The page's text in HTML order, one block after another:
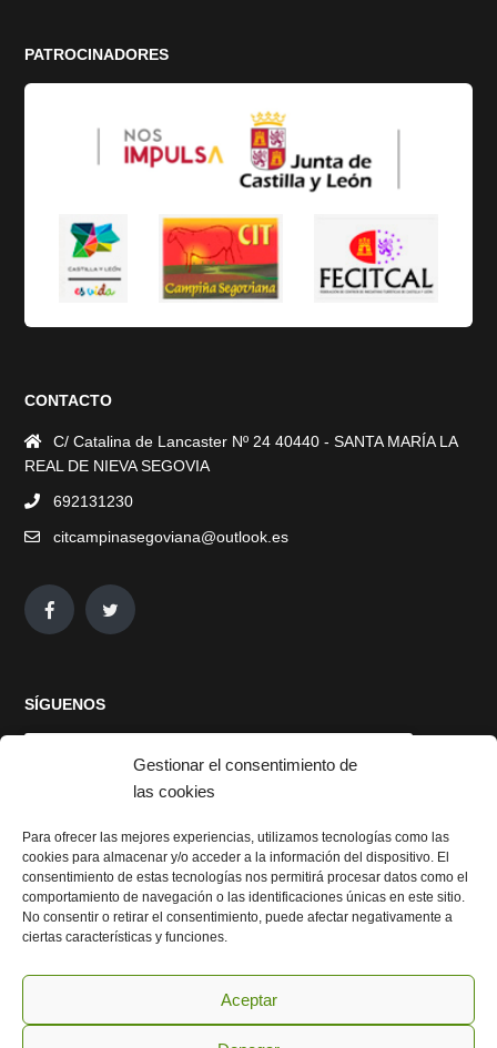
Gestionar el consentimiento de
las cookies
Para ofrecer las mejores experiencias, utilizamos tecnologías como las
cookies para almacenar y/o acceder a la información del dispositivo. El
consentimiento de estas tecnologías nos permitirá procesar datos como el
comportamiento de navegación o las identificaciones únicas en este sitio.
No consentir o retirar el consentimiento, puede afectar negativamente a
ciertas características y funciones.
Aceptar
PATROCINADORES
CONTACTO
C/ Catalina de Lancaster Nº 24 40440 - SANTA MARÍA LA
REAL DE NIEVA SEGOVIA
692131230
citcampinasegoviana@outlook.es
SÍGUENOS
Haz clic para aceptar cookies de marketing
y permitir este contenido